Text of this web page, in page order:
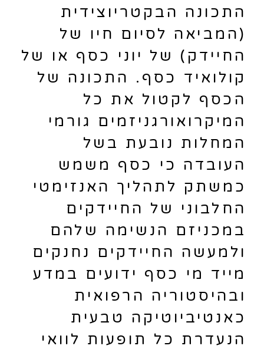
התכונה הבקטריוצידית
(המביאה לסיום חיו של
החיידק) של יוני כסף או של
קולואיד כסף. התכונה של
הכסף לקטול את כל
המיקרואורגניזמים גורמי
המחלות נובעת בשל
העובדה כי כסף משמש
כמשתק לתהליך האנזימטי
החלבוני של החיידקים
במכניזם הנשימה שלהם
ולמעשה החיידקים נחנקים
מייד מי כסף ידועים במדע
ובהיסטוריה הרפואית
כאנטיביוטיקה טבעית
הנעדרת כל תופעות לוואי